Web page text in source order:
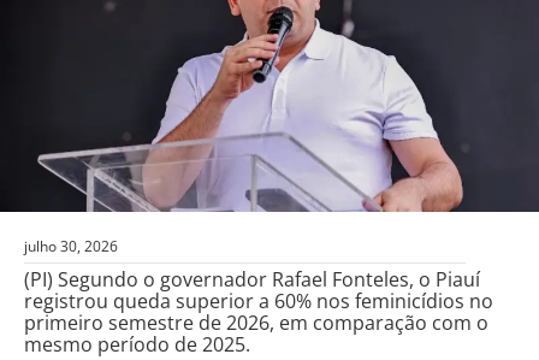
julho 30, 2026
(PI) Segundo o governador Rafael Fonteles, o Piauí
registrou queda superior a 60% nos feminicídios no
primeiro semestre de 2026, em comparação com o
mesmo período de 2025.